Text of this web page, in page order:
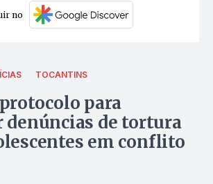
no
TOCANTINS
para
de tortura
em conflito